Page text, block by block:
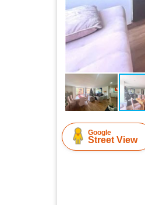
Google
Street View